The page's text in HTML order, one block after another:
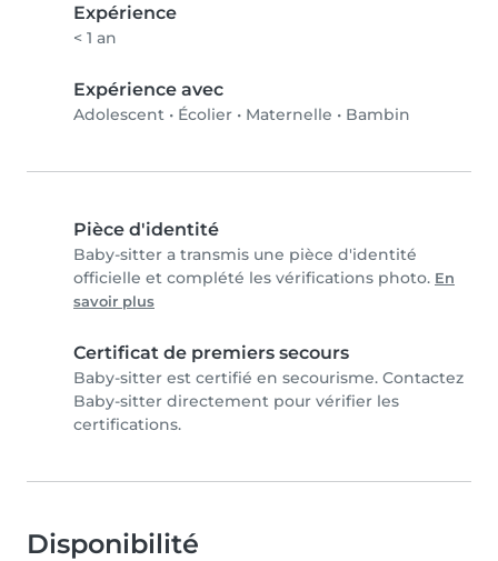
Expérience
< 1 an
Expérience avec
Adolescent • Écolier • Maternelle • Bambin
Pièce d'identité
Baby-sitter a transmis une pièce d'identité
officielle et complété les vérifications photo. En
savoir plus
Certificat de premiers secours
Baby-sitter est certifié en secourisme. Contactez
Baby-sitter directement pour vérifier les
certifications.
Disponibilité